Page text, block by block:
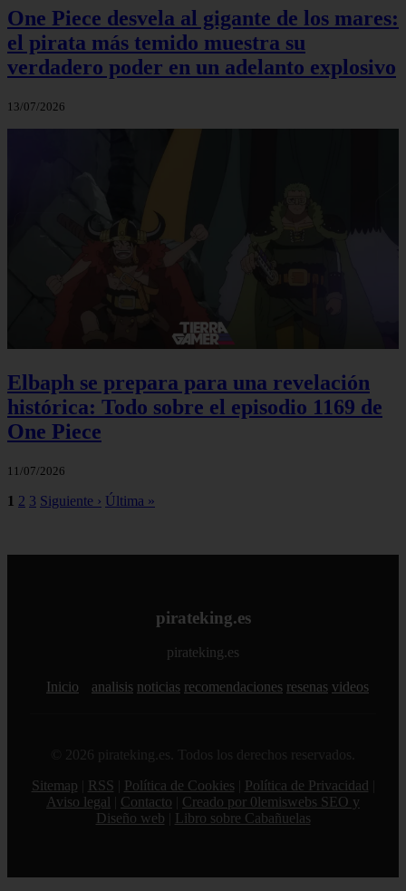
One Piece desvela al gigante de los mares:
el pirata más temido muestra su
verdadero poder en un adelanto explosivo
13/07/2026
Elbaph se prepara para una revelación
histórica: Todo sobre el episodio 1169 de
One Piece
11/07/2026
1 2 3 Siguiente › Última »
pirateking.es
pirateking.es
Inicio analisis noticias recomendaciones resenas videos
© 2026 pirateking.es. Todos los derechos reservados.
Sitemap
RSS Política de Cookies Política de Privacidad
Aviso legal
Contacto
Creado por 0lemiswebs SEO y
Diseño web
Libro sobre Cabañuelas